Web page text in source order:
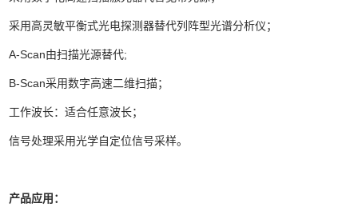
采用高灵敏平衡式光电探测器替代列阵型光谱分析仪；
A-Scan由扫描光源替代;
B-Scan采用数字高速二维扫描；
工作波长：适合任意波长；
信号处理采用光学自定位信号采样。
产品应用：